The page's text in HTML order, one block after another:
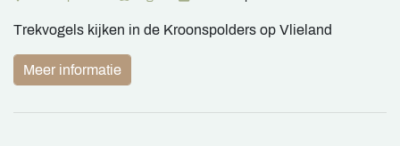
Trekvogels kijken in de Kroonspolders op Vlieland
Meer informatie